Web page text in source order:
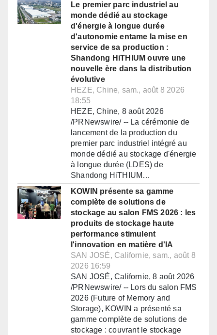
Le premier parc industriel au
monde dédié au stockage
d'énergie à longue durée
d'autonomie entame la mise en
service de sa production :
Shandong HiTHIUM ouvre une
nouvelle ère dans la distribution
évolutive
HEZE, Chine, sam., août 8 2026
18:55
HEZE, Chine, 8 août 2026
/PRNewswire/ -- La cérémonie de
lancement de la production du
premier parc industriel intégré au
monde dédié au stockage d'énergie
à longue durée (LDES) de
Shandong HiTHIUM…
KOWIN présente sa gamme
complète de solutions de
stockage au salon FMS 2026 : les
produits de stockage haute
performance stimulent
l'innovation en matière d'IA
SAN JOSÉ, Californie, sam., août 8
2026 16:59
SAN JOSÉ, Californie, 8 août 2026
/PRNewswire/ -- Lors du salon FMS
2026 (Future of Memory and
Storage), KOWIN a présenté sa
gamme complète de solutions de
stockage : couvrant le stockage